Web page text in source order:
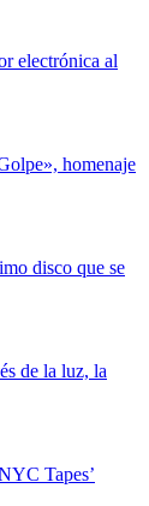
electrónica al
homenaje
disco que se
de la luz, la
Tapes’